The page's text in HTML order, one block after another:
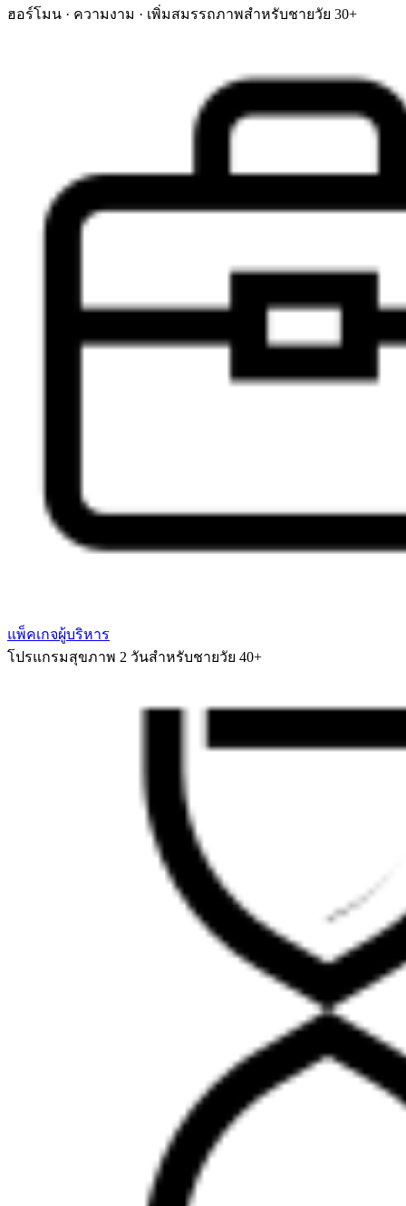
ฮอร์โมน · ความงาม · เพิ่มสมรรถภาพสำหรับชายวัย 30+
แพ็คเกจผู้บริหาร
โปรแกรมสุขภาพ 2 วันสำหรับชายวัย 40+